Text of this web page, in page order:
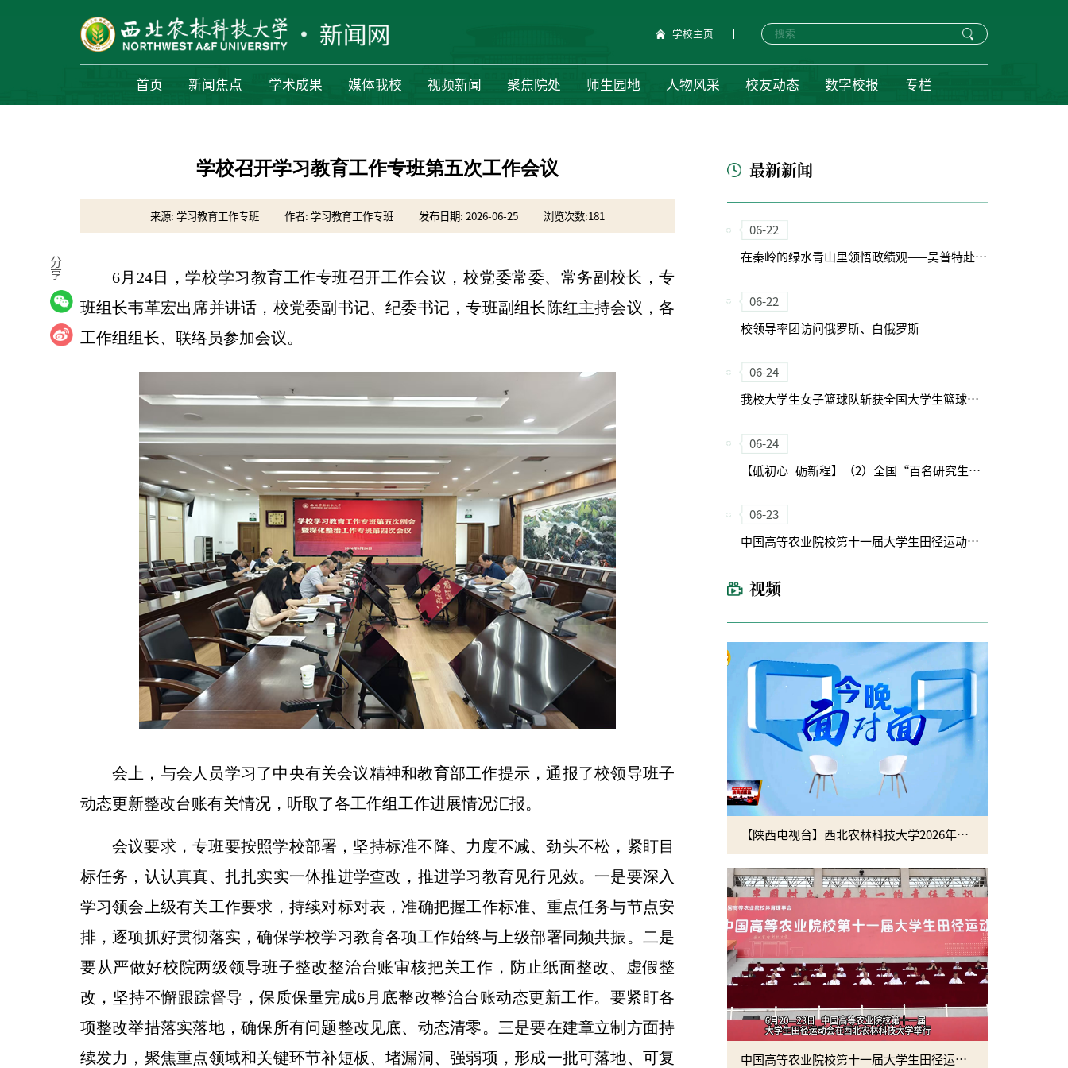
学校主页
首页 新闻焦点 学术成果 媒体我校 视频新闻 聚焦院处 师生园地 人物风采 校友动态 数字校报 专栏
学校召开学习教育工作专班第五次工作会议
来源: 学习教育工作专班 作者: 学习教育工作专班 发布日期: 2026-06-25 浏览次数:181
6月24日，学校学习教育工作专班召开工作会议，校党委常委、常务副校长，专
班组长韦革宏出席并讲话，校党委副书记、纪委书记，专班副组长陈红主持会议，各
工作组组长、联络员参加会议。
会上，与会人员学习了中央有关会议精神和教育部工作提示，通报了校领导班子
动态更新整改台账有关情况，听取了各工作组工作进展情况汇报。
会议要求，专班要按照学校部署，坚持标准不降、力度不减、劲头不松，紧盯目
标任务，认认真真、扎扎实实一体推进学查改，推进学习教育见行见效。一是要深入
学习领会上级有关工作要求，持续对标对表，准确把握工作标准、重点任务与节点安
排，逐项抓好贯彻落实，确保学校学习教育各项工作始终与上级部署同频共振。二是
要从严做好校院两级领导班子整改整治台账审核把关工作，防止纸面整改、虚假整
改，坚持不懈跟踪督导，保质保量完成6月底整改整治台账动态更新工作。要紧盯各
项整改举措落实落地，确保所有问题整改见底、动态清零。三是要在建章立制方面持
续发力，聚焦重点领域和关键环节补短板、堵漏洞、强弱项，形成一批可落地、可复
分
享
最新新闻
06-22
在秦岭的绿水青山里领悟政绩观——吴普特赴火地塘试验林场为实习学子讲授山间实景党课侧记
06-22
校领导率团访问俄罗斯、白俄罗斯
06-24
我校大学生女子篮球队斩获全国大学生篮球二级联赛西北赛区亚军
06-24
【砥初心 砺新程】（2）全国“百名研究生党员标兵”许兴时：把论文写进泥土里
06-23
中国高等农业院校第十一届大学生田径运动会在我校闭幕
视频
学校举行2026年毕业典礼
【陕西电视台】西北农林科技大学2026年招生新政全梳理
中国高等农业院校第十一届大学生田径运动会在我校举行